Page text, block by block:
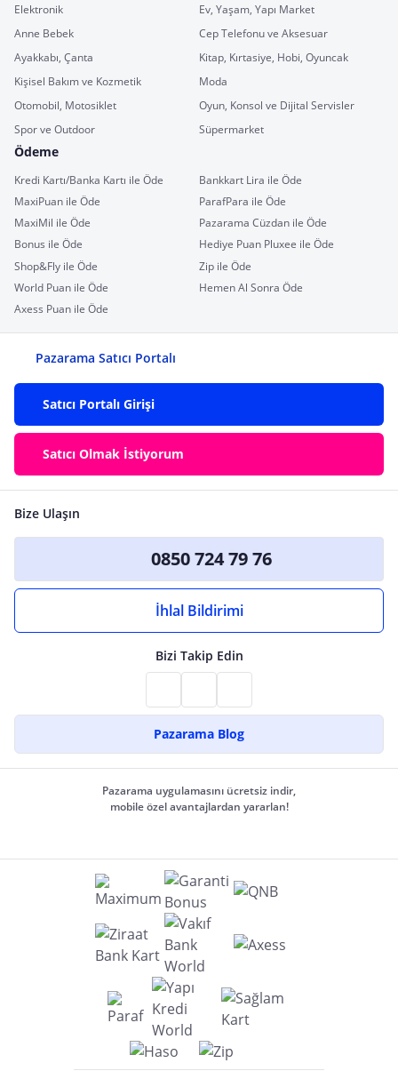
Elektronik
Ev, Yaşam, Yapı Market
Anne Bebek
Cep Telefonu ve Aksesuar
Ayakkabı, Çanta
Kitap, Kırtasiye, Hobi, Oyuncak
Kişisel Bakım ve Kozmetik
Moda
Otomobil, Motosiklet
Oyun, Konsol ve Dijital Servisler
Spor ve Outdoor
Süpermarket
Ödeme
Kredi Kartı/Banka Kartı ile Öde
Bankkart Lira ile Öde
MaxiPuan ile Öde
ParafPara ile Öde
MaxiMil ile Öde
Pazarama Cüzdan ile Öde
Bonus ile Öde
Hediye Puan Pluxee ile Öde
Shop&Fly ile Öde
Zip ile Öde
World Puan ile Öde
Hemen Al Sonra Öde
Axess Puan ile Öde
Pazarama Satıcı Portalı
Satıcı Portalı Girişi
Satıcı Olmak İstiyorum
Bize Ulaşın
0850 724 79 76
İhlal Bildirimi
Bizi Takip Edin
Pazarama Blog
Pazarama uygulamasını ücretsiz indir,
mobile özel avantajlardan yararlan!